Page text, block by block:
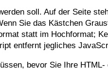
soll. Auf der Seite
Sie das Kästchen
statt im Hochformat;
entfernt jegliches
bevor Sie Ihre